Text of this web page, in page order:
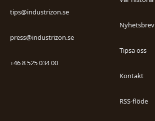
tips@industrizon.se
press@industrizon.se
+46 8 525 034 00
Nyhetsbrev
Tipsa oss
Kontakt
RSS-flöde